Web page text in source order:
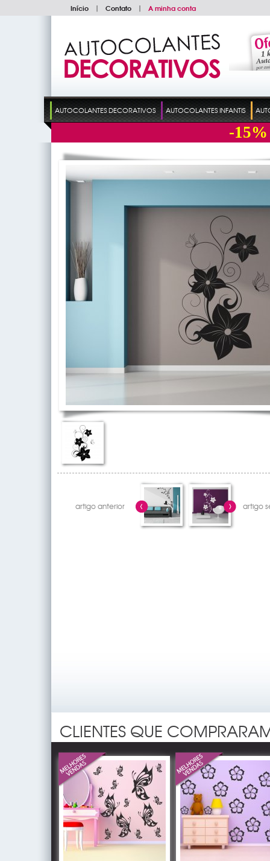
Início | Contato | A minha conta
AUTOCOLANTES DECORATIVOS AUTOCOLANTES INFANTIS
-15%
artigo anterior artigo
CLIENTES QUE